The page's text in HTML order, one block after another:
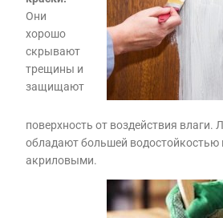
Они
хорошо
скрывают
трещины и
защищают
поверхность от воздействия влаги.
обладают большей водостойкостью
акриловыми.